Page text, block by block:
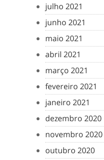
julho 2021
junho 2021
maio 2021
abril 2021
março 2021
fevereiro 2021
janeiro 2021
dezembro 2020
novembro 2020
outubro 2020